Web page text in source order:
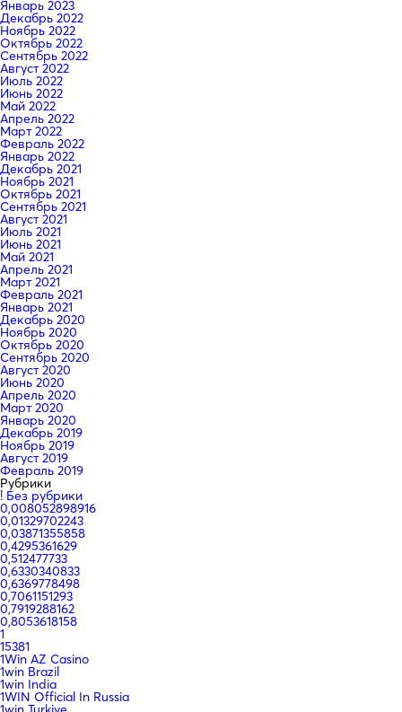
Январь 2023
Декабрь 2022
Ноябрь 2022
Октябрь 2022
Сентябрь 2022
Август 2022
Июль 2022
Июнь 2022
Май 2022
Апрель 2022
Март 2022
Февраль 2022
Январь 2022
Декабрь 2021
Ноябрь 2021
Октябрь 2021
Сентябрь 2021
Август 2021
Июль 2021
Июнь 2021
Май 2021
Апрель 2021
Март 2021
Февраль 2021
Январь 2021
Декабрь 2020
Ноябрь 2020
Октябрь 2020
Сентябрь 2020
Август 2020
Июнь 2020
Апрель 2020
Март 2020
Январь 2020
Декабрь 2019
Ноябрь 2019
Август 2019
Февраль 2019
Рубрики
! Без рубрики
0,008052898916
0,01329702243
0,03871355858
0,4295361629
0,512477733
0,6330340833
0,6369778498
0,7061151293
0,7919288162
0,8053618158
1
15381
1Win AZ Casino
1win Brazil
1win India
1WIN Official In Russia